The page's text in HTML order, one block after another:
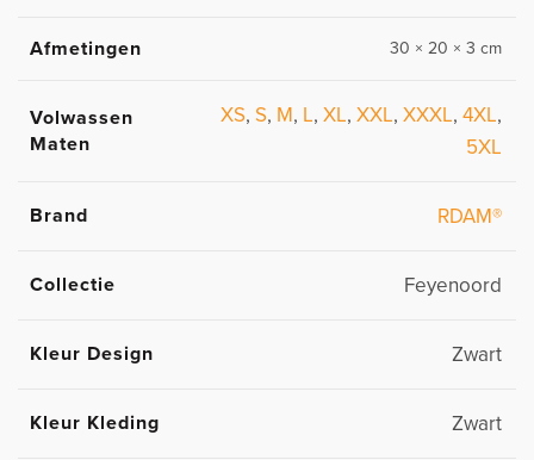
Afmetingen 30 × 20 × 3 cm
Volwassen
Maten
XS, S, M, L, XL, XXL, XXXL, 4XL,
5XL
Brand RDAM®
Collectie Feyenoord
Kleur Design Zwart
Kleur Kleding Zwart